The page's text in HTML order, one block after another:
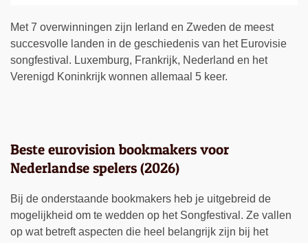
Met 7 overwinningen zijn Ierland en Zweden de meest
succesvolle landen in de geschiedenis van het Eurovisie
songfestival. Luxemburg, Frankrijk, Nederland en het
Verenigd Koninkrijk wonnen allemaal 5 keer.
Beste eurovision bookmakers voor
Nederlandse spelers (2026)
Bij de onderstaande bookmakers heb je uitgebreid de
mogelijkheid om te wedden op het Songfestival. Ze vallen
op wat betreft aspecten die heel belangrijk zijn bij het